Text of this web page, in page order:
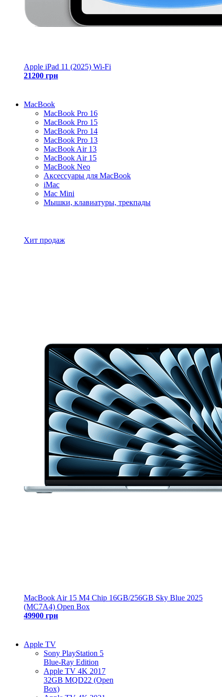
Apple iPad 11 (2025) Wi-Fi
21200 грн
MacBook
MacBook Pro 16
MacBook Pro 15
MacBook Pro 14
MacBook Pro 13
MacBook Air 13
MacBook Air 15
MacBook Neo
Аксессуары для MacBook
iMac
Mac Mini
Мышки, клавиатуры, трекпады
Хит продаж
MacBook Air 15 M4 Chip 16GB/256GB Sky Blue 2025
(MC7A4) Open Box
49900 грн
Apple TV
Sony PlayStation 5
Blue-Ray Edition
Apple TV 4K 2017
32GB MQD22 (Open
Box)